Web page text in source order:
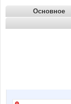
Основное